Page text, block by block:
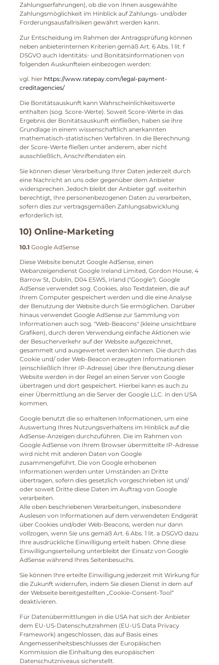
Zahlungserfahrungen), ob die von Ihnen ausgewählte
Zahlungsmöglichkeit im Hinblick auf Zahlungs- und/oder
Forderungsausfallrisiken gewährt werden kann.
Zur Entscheidung im Rahmen der Antragsprüfung können
neben anbieterinternen Kriterien gemäß Art. 6 Abs. 1 lit. f
DSGVO auch Identitäts- und Bonitätsinformationen von
folgenden Auskunfteien einbezogen werden:
vgl. hier https://www.ratepay.com/legal-payment-
creditagencies/
Die Bonitätsauskunft kann Wahrscheinlichkeitswerte
enthalten (sog. Score-Werte). Soweit Score-Werte in das
Ergebnis der Bonitätsauskunft einfließen, haben sie ihre
Grundlage in einem wissenschaftlich anerkannten
mathematisch-statistischen Verfahren. In die Berechnung
der Score-Werte fließen unter anderem, aber nicht
ausschließlich, Anschriftendaten ein.
Sie können dieser Verarbeitung Ihrer Daten jederzeit durch
eine Nachricht an uns oder gegenüber dem Anbieter
widersprechen. Jedoch bleibt der Anbieter ggf. weiterhin
berechtigt, Ihre personenbezogenen Daten zu verarbeiten,
sofern dies zur vertragsgemäßen Zahlungsabwicklung
erforderlich ist.
10) Online-Marketing
10.1 Google AdSense
Diese Website benutzt Google AdSense, einen
Webanzeigendienst Google Ireland Limited, Gordon House, 4
Barrow St, Dublin, D04 E5W5, Irland ("Google"). Google
AdSense verwendet sog. Cookies, also Textdateien, die auf
Ihrem Computer gespeichert werden und die eine Analyse
der Benutzung der Website durch Sie ermöglichen. Darüber
hinaus verwendet Google AdSense zur Sammlung von
Informationen auch sog. "Web-Beacons" (kleine unsichtbare
Grafiken), durch deren Verwendung einfache Aktionen wie
der Besucherverkehr auf der Website aufgezeichnet,
gesammelt und ausgewertet werden können. Die durch das
Cookie und/ oder Web-Beacon erzeugten Informationen
(einschließlich Ihrer IP-Adresse) über Ihre Benutzung dieser
Website werden in der Regel an einen Server von Google
übertragen und dort gespeichert. Hierbei kann es auch zu
einer Übermittlung an die Server der Google LLC. in den USA
kommen.
Google benutzt die so erhaltenen Informationen, um eine
Auswertung Ihres Nutzungsverhaltens im Hinblick auf die
AdSense-Anzeigen durchzuführen. Die im Rahmen von
Google AdSense von Ihrem Browser übermittelte IP-Adresse
wird nicht mit anderen Daten von Google
zusammengeführt. Die von Google erhobenen
Informationen werden unter Umständen an Dritte
übertragen, sofern dies gesetzlich vorgeschrieben ist und/
oder soweit Dritte diese Daten im Auftrag von Google
verarbeiten.
Alle oben beschriebenen Verarbeitungen, insbesondere
Auslesen von Informationen auf dem verwendeten Endgerät
über Cookies und/oder Web-Beacons, werden nur dann
vollzogen, wenn Sie uns gemäß Art. 6 Abs. 1 lit. a DSGVO dazu
Ihre ausdrückliche Einwilligung erteilt haben. Ohne diese
Einwilligungserteilung unterbleibt der Einsatz von Google
AdSense während Ihres Seitenbesuchs.
Sie können Ihre erteilte Einwilligung jederzeit mit Wirkung für
die Zukunft widerrufen, indem Sie diesen Dienst in dem auf
der Webseite bereitgestellten „Cookie-Consent-Tool“
deaktivieren.
Für Datenübermittlungen in die USA hat sich der Anbieter
dem EU-US-Datenschutzrahmen (EU-US Data Privacy
Framework) angeschlossen, das auf Basis eines
Angemessenheitsbeschlusses der Europäischen
Kommission die Einhaltung des europäischen
Datenschutzniveaus sicherstellt.